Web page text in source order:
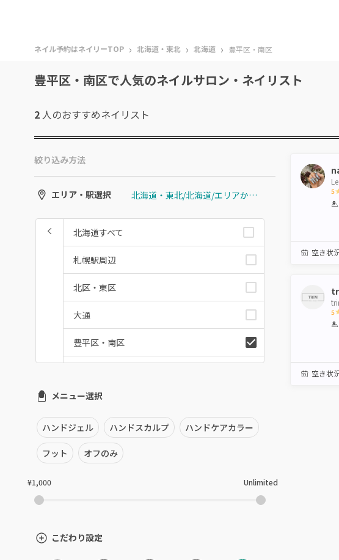
ネイル予約はネイリーTOP › 北海道・東北 › 北海道 › 豊平区・南区
豊平区・南区で人気のネイルサロン・ネイリスト
2 人のおすすめネイリスト
絞り込み方法
エリア・駅選択 北海道・東北/北海道/エリアから選ぶ/豊平区・南区
北海道すべて
札幌駅周辺
北区・東区
大通
豊平区・南区
円山周辺
白石区・厚別区・清田区
すすきの・市電沿線
室蘭・登別・苫小牧
メニュー選択
ハンドジェル ハンドスカルプ ハンドケアカラー
フット オフのみ
¥1,000 Unlimited
こだわり設定
5
1
空き状
5
1
空き状